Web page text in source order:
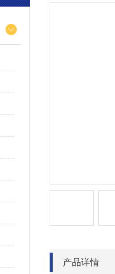
产品详情